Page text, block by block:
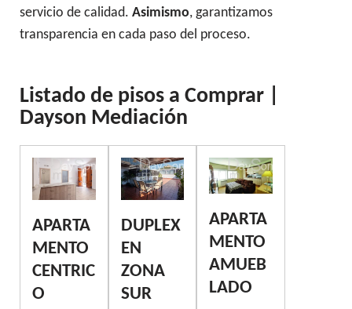
servicio de calidad. Asimismo, garantizamos
transparencia en cada paso del proceso.
Listado de pisos a Comprar |
Dayson Mediación
APARTA
MENTO
CENTRIC
O
DUPLEX
EN
ZONA
SUR
APARTA
MENTO
AMUEB
LADO